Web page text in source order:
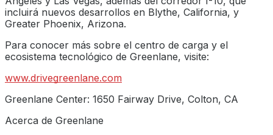
incluirá nuevos desarrollos en Blythe, California, y
Greater Phoenix, Arizona.
Para conocer más sobre el centro de carga y el
ecosistema tecnológico de Greenlane, visite:
www.drivegreenlane.com
Greenlane Center: 1650 Fairway Drive, Colton, CA
Acerca de Greenlane